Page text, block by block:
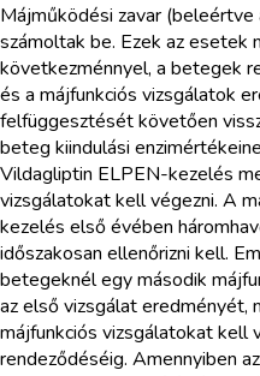
Májműködési zavar
számoltak be. Ezek az esetek
következménnyel, a betegek
és a májfunkciós vizsgálatok
felfüggesztését követően
beteg kiindulási
Vildagliptin ELPEN-kezelés
vizsgálatokat kell végezni. A
kezelés első évében
időszakosan ellenőrizni kell.
betegeknél egy második
az első vizsgálat eredményét,
májfunkciós vizsgálatokat kell
rendeződéséig. Amennyiben